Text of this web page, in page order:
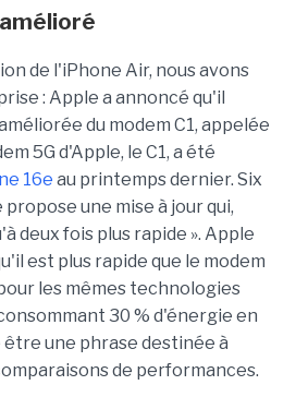
de l'iPhone Air, nous avons
: Apple a annoncé qu'il
du modem C1, appelée
5G d'Apple, le C1, a été
16e au printemps dernier. Six
une mise à jour qui,
deux fois plus rapide ». Apple
est plus rapide que le modem
les mêmes technologies
30 % d'énergie en
être une phrase destinée à
de performances.